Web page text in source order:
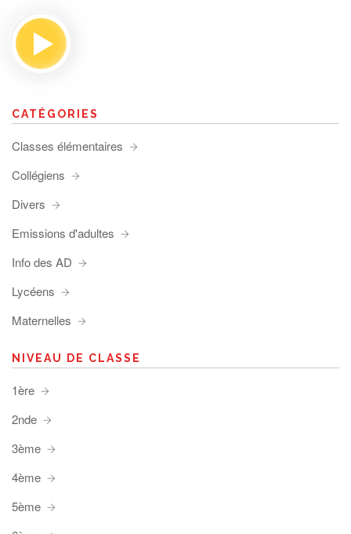
CATÉGORIES
Classes élémentaires
Collégiens
Divers
Emissions d'adultes
Info des AD
Lycéens
Maternelles
NIVEAU DE CLASSE
1ère
2nde
3ème
4ème
5ème